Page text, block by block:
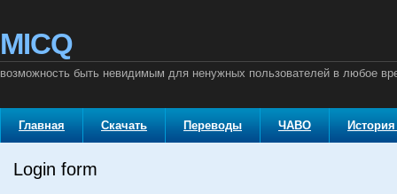
MICQ
возможность быть невидимым для ненужных пользователей в любое
Главная Скачать Переводы ЧАВО
Login form